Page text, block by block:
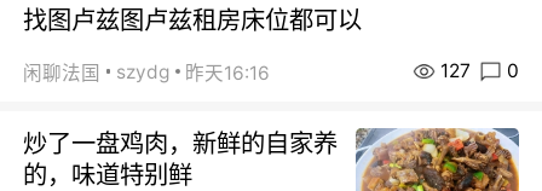
找图卢兹图卢兹租房床位都可以
闲聊法国 szydg 昨天16:16 127 0
炒了一盘鸡肉，新鲜的自家养
的，味道特别鲜